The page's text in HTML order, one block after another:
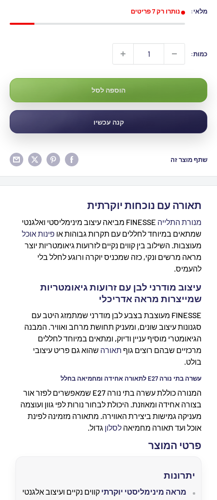
מלאי: נותרו רק 7 פריטים
כמות:
הוספה לסל
קנה עכשיו
שתף מוצר זה
תאורה עם נוכחות יוקרתית
מנורת התלייה
FINESSE מביאה עיצוב מינימליסטי ואלגנטי
שמתאים במיוחד לחללים עם תקרות גבוהות או פינות אוכל
מעוצבות. השילוב בין קווים נקיים לזרועות גיאומטריות יוצר
מראה מרשים ונקי, כזה שמכניס יוקרה ורוגע לחלל בלי
להעמיס.
עיצוב מודרני לבן עם זרועות גיאומטריות
שמייצרות מראה אדריכלי
FINESSE מעוצבת בצבע לבן מודרני שמתמזג היטב עם
סגנונות עיצוב שונים, ומעניק תחושת מרחב ואוויר. המבנה
הגיאומטרי מוסיף עניין ודיוק, ומתאים במיוחד לחללים
מרכזיים שבהם רוצים גוף תאורה שהוא גם פריט עיצובי
בולט.
עשרה בתי נורה E27 לתאורה אחידה ומחמיאה בחלל
המנורה כוללת עשרה בתי נורה E27 שמאפשרים לפזר אור
בצורה אחידה ומאוזנת. היכולת לבחור נורות לפי גוון ועוצמה
מעניקה גמישות ביצירת האווירה. מתאורה מזמינה לפינת
אוכל ועד תאורה מחמיאה לסלון גדול.
פרטי המוצר
יתרונות
מראה מינימליסטי יוקרתי קווים נקיים ועיצוב אלגנטי